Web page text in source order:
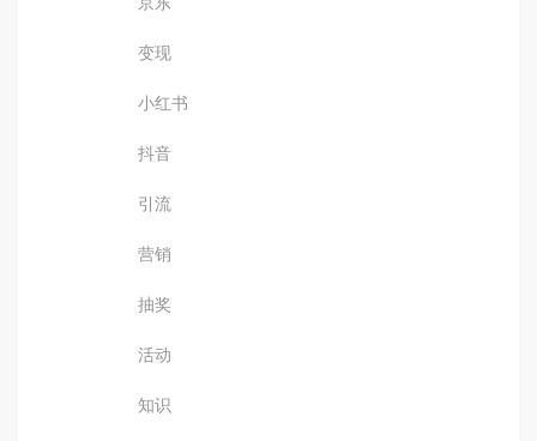
变现
小红书
抖音
引流
营销
抽奖
活动
知识